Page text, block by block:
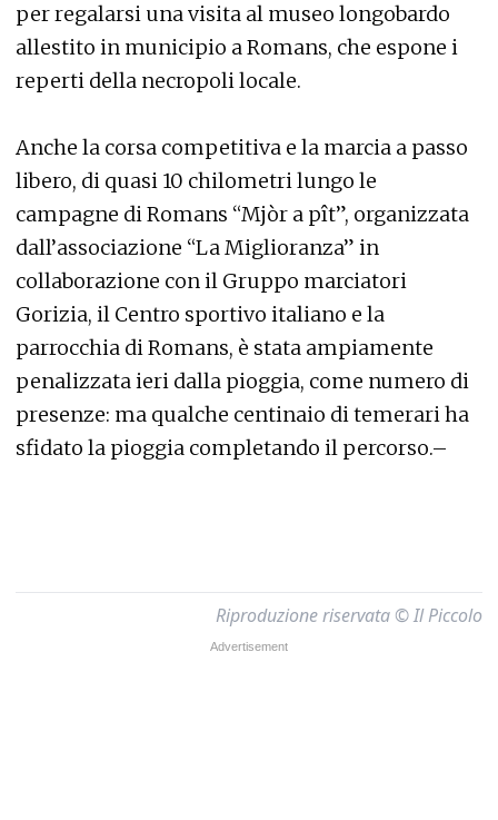
per regalarsi una visita al museo longobardo
allestito in municipio a Romans, che espone i
reperti della necropoli locale.
Anche la corsa competitiva e la marcia a passo
libero, di quasi 10 chilometri lungo le
campagne di Romans “Mjòr a pît”, organizzata
dall’associazione “La Miglioranza” in
collaborazione con il Gruppo marciatori
Gorizia, il Centro sportivo italiano e la
parrocchia di Romans, è stata ampiamente
penalizzata ieri dalla pioggia, come numero di
presenze: ma qualche centinaio di temerari ha
sfidato la pioggia completando il percorso.–
Riproduzione riservata © Il Piccolo